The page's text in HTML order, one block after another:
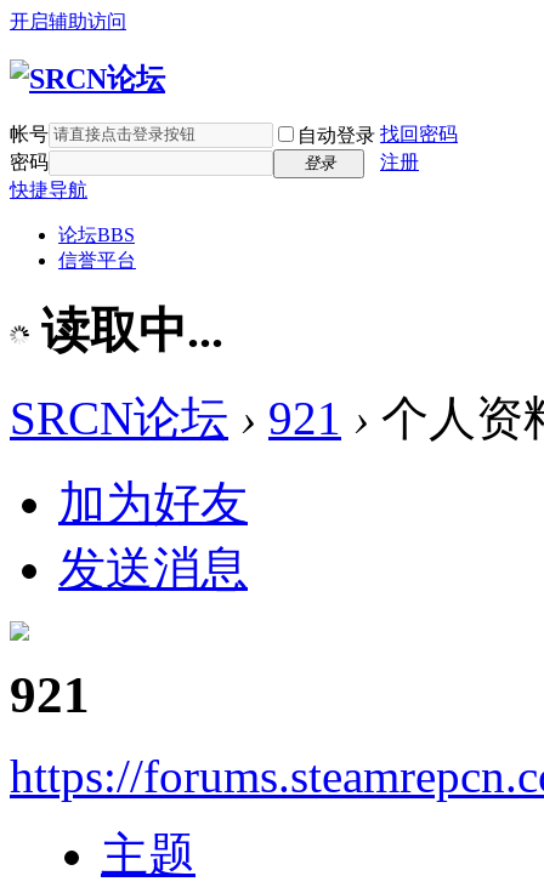
开启辅助访问
帐号 自动登录 找回密码
密码
登录
注册
快捷导航
论坛BBS
信誉平台
读取中...
SRCN论坛 › 921 › 个人资
加为好友
发送消息
921
https://
主题